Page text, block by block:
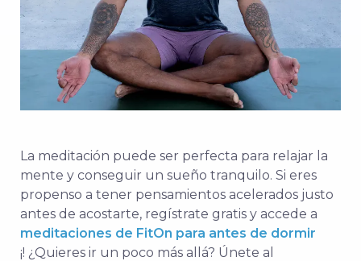
La meditación puede ser perfecta para relajar la
mente y conseguir un sueño tranquilo. Si eres
propenso a tener pensamientos acelerados justo
antes de acostarte, regístrate gratis y accede a
meditaciones de FitOn para antes de dormir
¡! ¿Quieres ir un poco más allá? Únete al